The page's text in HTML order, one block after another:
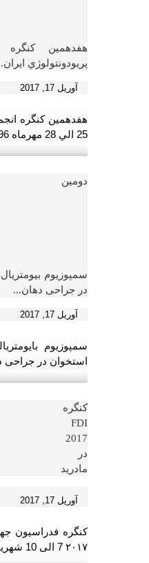
هفدهمين کنگره
پريودونتولوژي
آوریل 17, 2017
هفدهمين کنگره
25 الي 28 مهرماه 1396
دومین
سمپوزیوم
در جراحی دهان...
آوریل 17, 2017
سمپوزیوم
استخوان در جراحی دهان 18-20
کنگره
FDI
2017
در
مادرید
آوریل 17, 2017
کنگره فدراسیون
۲۰۱۷ 7 الی 10 شهریور 1396